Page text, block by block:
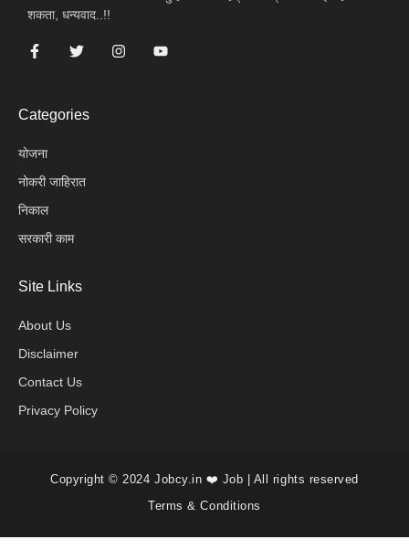
शकता, धन्यवाद..!!
Categories
योजना
नोकरी जाहिरात
निकाल
सरकारी काम
Site Links
About Us
Disclaimer
Contact Us
Privacy Policy
Copyright © 2024 Jobcy.in ❤️ Job | All rights reserved
Terms & Conditions